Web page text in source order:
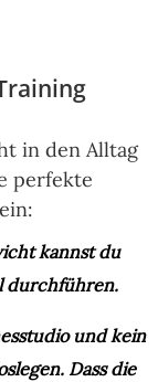
in den Alltag
perfekte
kannst du
durchführen.
und kein
Dass die